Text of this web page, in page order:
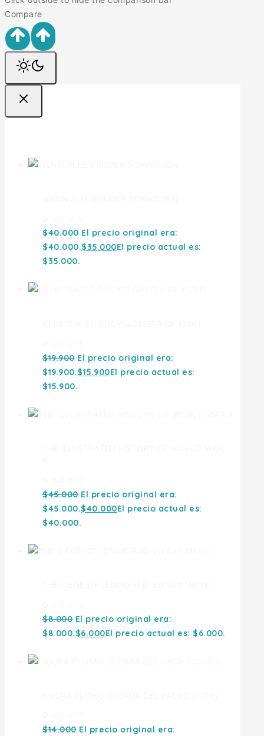
Compare
$40.000 El precio original era:
$40.000.$35.000El precio actual es:
$35.000.
$19.900 El precio original era:
$19.900.$15.900El precio actual es:
$15.900.
$45.000 El precio original era:
$45.000.$40.000El precio actual es:
$40.000.
$8.000 El precio original era:
$8.000.$6.000El precio actual es: $6.000.
$14.000 El precio original era: